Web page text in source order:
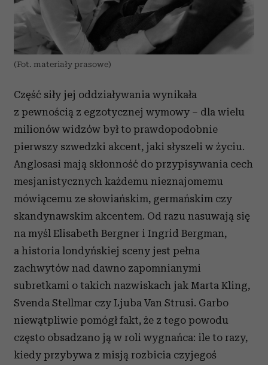
(Fot. materiały prasowe)
Część siły jej oddziaływania wynikała
z pewnością z egzotycznej wymowy – dla wielu
milionów widzów był to prawdopodobnie
pierwszy szwedzki akcent, jaki słyszeli w życiu.
Anglosasi mają skłonność do przypisywania cech
mesjanistycznych każdemu nieznajomemu
mówiącemu ze słowiańskim, germańskim czy
skandynawskim akcentem. Od razu nasuwają się
na myśl Elisabeth Bergner i Ingrid Bergman,
a historia londyńskiej sceny jest pełna
zachwytów nad dawno zapomnianymi
subretkami o takich nazwiskach jak Marta Kling,
Svenda Stellmar czy Ljuba Van Strusi. Garbo
niewątpliwie pomógł fakt, że z tego powodu
często obsadzano ją w roli wygnańca: ile to razy,
kiedy przybywa z misją rozbicia czyjegoś